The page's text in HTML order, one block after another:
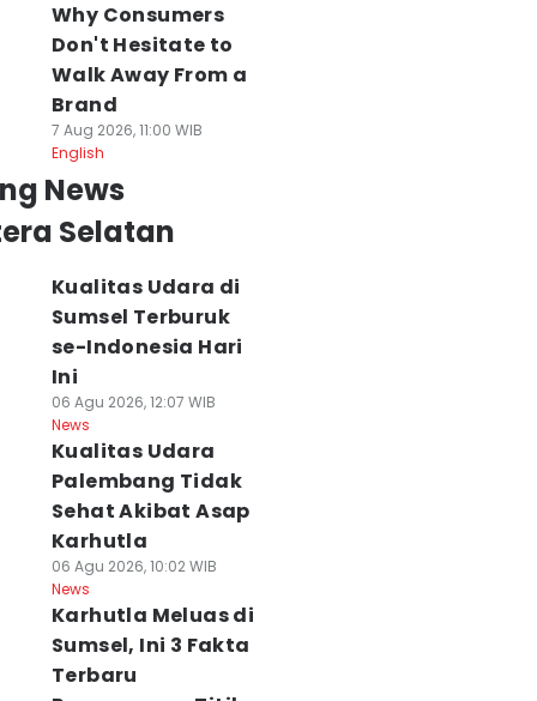
Why Consumers
Don't Hesitate to
Walk Away From a
Brand
7 Aug 2026, 11:00 WIB
English
News
Selatan
Kualitas Udara di
Sumsel Terburuk
se-Indonesia Hari
Ini
06 Agu 2026, 12:07 WIB
News
Kualitas Udara
Palembang Tidak
Sehat Akibat Asap
Karhutla
06 Agu 2026, 10:02 WIB
News
Karhutla Meluas di
Sumsel, Ini 3 Fakta
Terbaru